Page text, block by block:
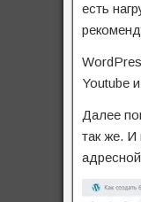
есть
Youtube
Далее
так же. И